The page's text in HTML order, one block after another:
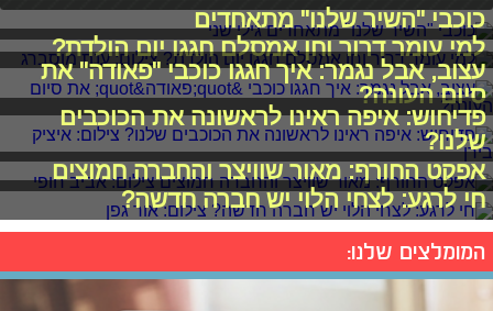
כוכבי "השיר שלנו" מתאחדים
למי עומר דרור וחן אמסלם חגגו יום הולדת?
עצוב, אבל נגמר: איך חגגו כוכבי "פאודה" את
סיום העונה?
פדיחוש: איפה ראינו לראשונה את הכוכבים
שלנו?
אפקט החורף: מאור שוויצר והחברה חמוצים
חי לרגע: לצחי הלוי יש חברה חדשה?
המומלצים שלנו: